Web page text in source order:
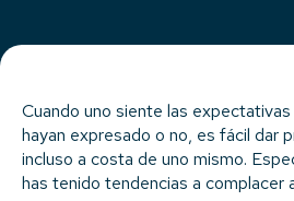
Cuando uno siente las
hayan expresado o no, es fácil dar
incluso a costa de uno mismo.
has tenido tendencias a complacer